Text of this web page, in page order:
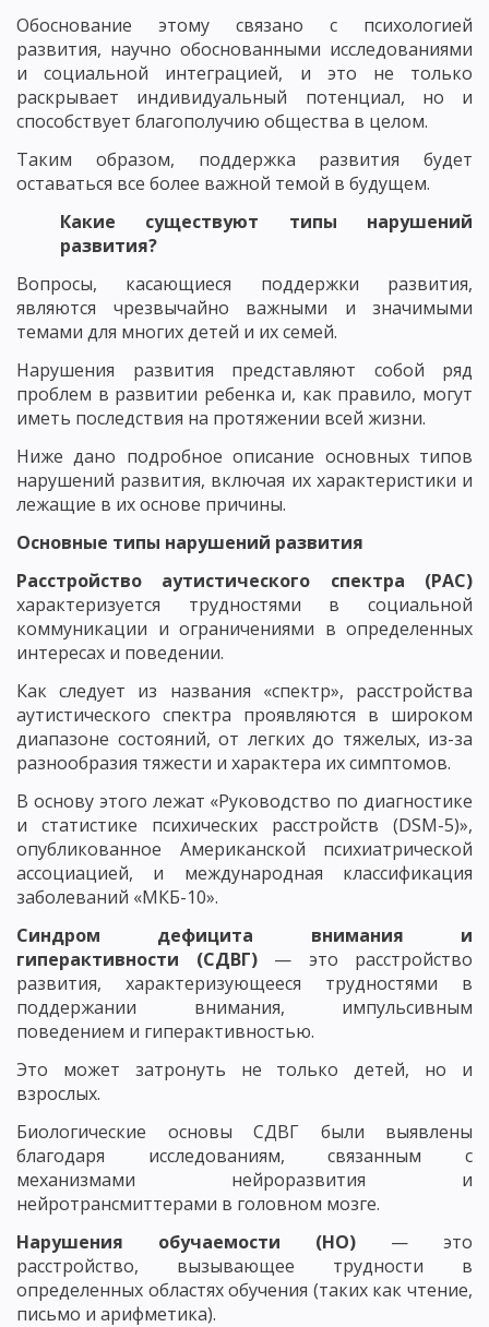
Обоснование этому связано с психологией
развития, научно обоснованными исследованиями
и социальной интеграцией, и это не только
раскрывает индивидуальный потенциал, но и
способствует благополучию общества в целом.
Таким образом, поддержка развития будет
оставаться все более важной темой в будущем.
Какие существуют типы нарушений
развития?
Вопросы, касающиеся поддержки развития,
являются чрезвычайно важными и значимыми
темами для многих детей и их семей.
Нарушения развития представляют собой ряд
проблем в развитии ребенка и, как правило, могут
иметь последствия на протяжении всей жизни.
Ниже дано подробное описание основных типов
нарушений развития, включая их характеристики и
лежащие в их основе причины.
Основные типы нарушений развития
Расстройство аутистического спектра (РАС)
характеризуется трудностями в социальной
коммуникации и ограничениями в определенных
интересах и поведении.
Как следует из названия «спектр», расстройства
аутистического спектра проявляются в широком
диапазоне состояний, от легких до тяжелых, из-за
разнообразия тяжести и характера их симптомов.
В основу этого лежат «Руководство по диагностике
и статистике психических расстройств (DSM-5)»,
опубликованное Американской психиатрической
ассоциацией, и международная классификация
заболеваний «МКБ-10».
Синдром дефицита внимания и
гиперактивности (СДВГ) — это расстройство
развития, характеризующееся трудностями в
поддержании внимания, импульсивным
поведением и гиперактивностью.
Это может затронуть не только детей, но и
взрослых.
Биологические основы СДВГ были выявлены
благодаря исследованиям, связанным с
механизмами нейроразвития и
нейротрансмиттерами в головном мозге.
Нарушения обучаемости (НО) — это
расстройство, вызывающее трудности в
определенных областях обучения (таких как чтение,
письмо и арифметика).